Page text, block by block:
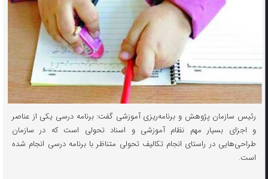
رئیس سازمان پژوهش و برنامه‌ریزی آموزشی گفت: برنامه درسی یکی از عناصر
و اجزای بسیار مهم نظام آموزشی و اسناد تحولی است که در سازمان
طراحی‌هایی در راستای انجام تکالیف تحولی متناظر با برنامه درسی انجام شده
است.